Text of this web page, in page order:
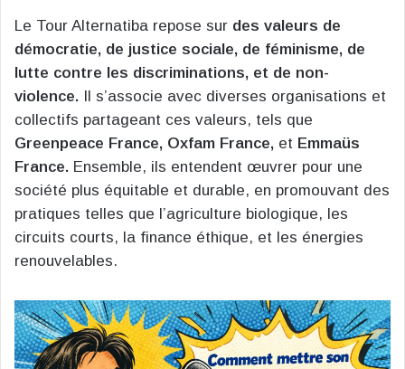
Le Tour Alternatiba repose sur des valeurs de
démocratie, de justice sociale, de féminisme, de
lutte contre les discriminations, et de non-
violence. Il s’associe avec diverses organisations et
collectifs partageant ces valeurs, tels que
Greenpeace France, Oxfam France, et Emmaüs
France. Ensemble, ils entendent œuvrer pour une
société plus équitable et durable, en promouvant des
pratiques telles que l’agriculture biologique, les
circuits courts, la finance éthique, et les énergies
renouvelables​.